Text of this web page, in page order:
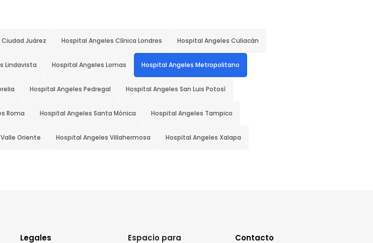
Juárez Hospital Angeles Clínica Londres Hospital Angeles Culiacán
Lindavista Hospital Angeles Lomas Hospital Angeles Metropolitano
Hospital Angeles Pedregal Hospital Angeles San Luis Potosí
Roma Hospital Angeles Santa Mónica Hospital Angeles Tampico
Oriente Hospital Angeles Villahermosa Hospital Angeles Xalapa
Legales Espacio para Contacto